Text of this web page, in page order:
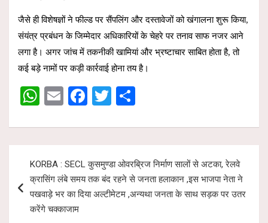
जैसे ही विशेषज्ञों ने फील्ड पर सैंपलिंग और दस्तावेजों को खंगालना शुरू किया,
संयंत्र प्रबंधन के जिम्मेदार अधिकारियों के चेहरे पर तनाव साफ नजर आने
लगा है। अगर जांच में तकनीकी खामियां और भ्रष्टाचार साबित होता है, तो
कई बड़े नामों पर कड़ी कार्रवाई होना तय है।
W
at
A
p
p
E
ail
F
ce
o
o
T
tt
er
ar
e
navigation
KORBA : SECL कुसमुण्डा ओवरब्रिज निर्माण सालों से अटका, रेलवे
क्रासिंग लंबे समय तक बंद रहने से जनता हलाकान ,इस भाजपा नेता ने
पखवाड़े भर का दिया अल्टीमेटम ,अन्यथा जनता के साथ सड़क पर उतर
करेंगे चक्काजाम